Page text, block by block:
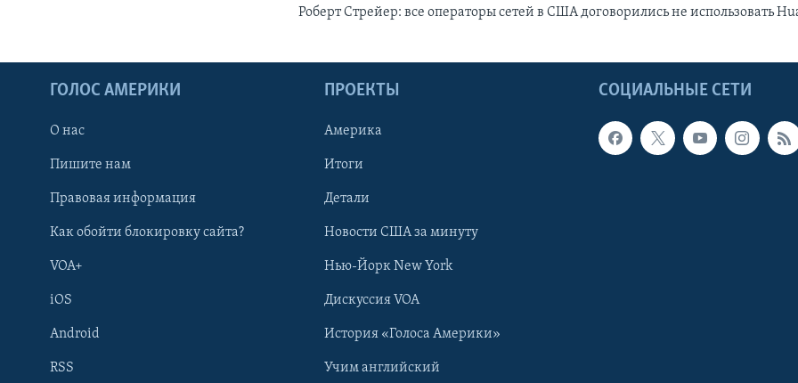
Роберт Стрейер: все операторы сетей в США договорились не использовать
СОЦИАЛЬНЫЕ СЕТИ
ГОЛОС АМЕРИКИ
О нас
Пишите нам
Правовая информация
Как обойти блокировку сайта?
VOA+
iOS
Android
RSS
ПРОЕКТЫ
Америка
Итоги
Детали
Новости США за минуту
Нью-Йорк New York
Дискуссия VOA
История «Голоса Америки»
Учим английский